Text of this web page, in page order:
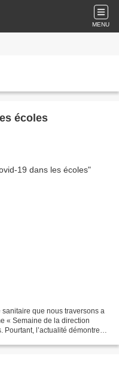
MENU
écoles
que nous traversons a
« Semaine de la direction
Pourtant, l’actualité démontre